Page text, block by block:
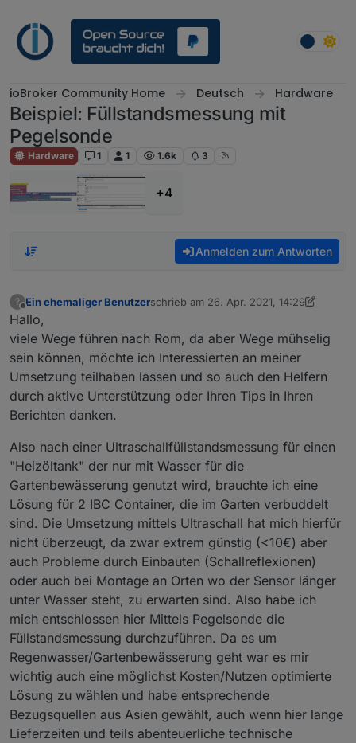
ioBroker Community Home Deutsch Hardware
Beispiel: Füllstandsmessung mit
Pegelsonde
Hardware 1 1 1.6k 3
+4
Anmelden zum Antworten
?
Offline
Ein ehemaliger Benutzerschrieb am 26. Apr. 2021, 14:29
zuletzt editiert von Ein ehemaliger
Hallo,
viele Wege führen nach Rom, da aber Wege mühselig
sein können, möchte ich Interessierten an meiner
Umsetzung teilhaben lassen und so auch den Helfern
durch aktive Unterstützung oder Ihren Tips in Ihren
Berichten danken.
Also nach einer Ultraschallfüllstandsmessung für einen
"Heizöltank" der nur mit Wasser für die
Gartenbewässerung genutzt wird, brauchte ich eine
Lösung für 2 IBC Container, die im Garten verbuddelt
sind. Die Umsetzung mittels Ultraschall hat mich hierfür
nicht überzeugt, da zwar extrem günstig (<10€) aber
auch Probleme durch Einbauten (Schallreflexionen)
oder auch bei Montage an Orten wo der Sensor länger
unter Wasser steht, zu erwarten sind. Also habe ich
mich entschlossen hier Mittels Pegelsonde die
Füllstandsmessung durchzuführen. Da es um
Regenwasser/Gartenbewässerung geht war es mir
wichtig auch eine möglichst Kosten/Nutzen optimierte
Lösung zu wählen und habe entsprechende
Bezugsquellen aus Asien gewählt, auch wenn hier lange
Lieferzeiten und teils abenteuerliche technische